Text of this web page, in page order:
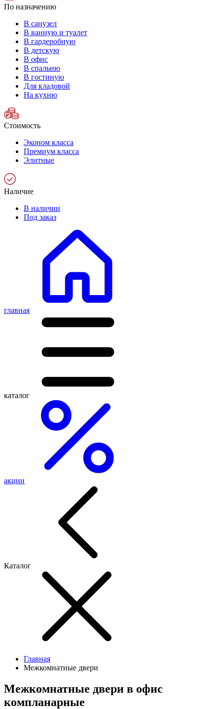
По назначению
В санузел
В ванную и туалет
В гардеробную
В детскую
В офис
В спальню
В гостиную
Для кладовой
На кухню
Стоимость
Эконом класса
Премиум класса
Элитные
Наличие
В наличии
Под заказ
главная
каталог
акции
Каталог
Главная
Межкомнатные двери
Межкомнатные двери в офис
компланарные